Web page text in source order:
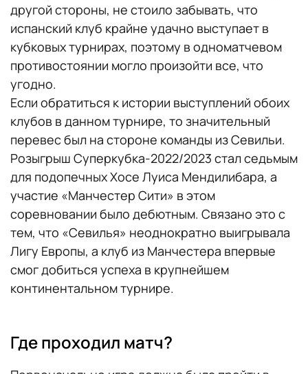
другой стороны, не стоило забывать, что
испанский клуб крайне удачно выступает в
кубковых турнирах, поэтому в одноматчевом
противостоянии могло произойти все, что
угодно.
Если обратиться к истории выступлений обоих
клубов в данном турнире, то значительный
перевес был на стороне команды из Севильи.
Розыгрыш Суперкубка-2022/2023 стал седьмым
для подопечных Хосе Луиса Мендилибара, а
участие «Манчестер Сити» в этом
соревновании было дебютным. Связано это с
тем, что «Севилья» неоднократно выигрывала
Лигу Европы, а клуб из Манчестера впервые
смог добиться успеха в крупнейшем
континентальном турнире.
Где проходил матч?